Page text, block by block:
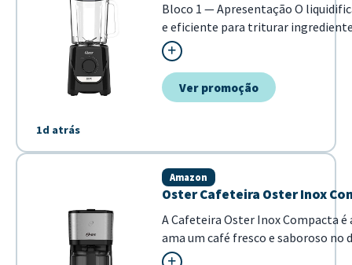
1d atrás
Bloco 1 — Apresentação O
e eficiente para triturar
pela capacidade de 2,2 litros e
como sucos, cremes e batidas. Ide...
Ver promoção
Oster Cafeteira Oster Inox
Amazon
A Cafeteira Oster Inox Compacta
ama um café fresco e saboroso no
0,75L, ela é ideal para preparar a